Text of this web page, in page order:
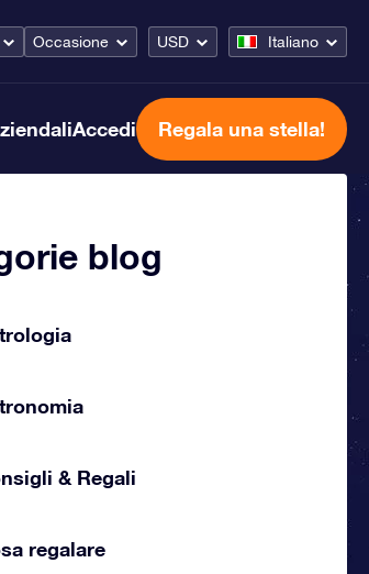
Occasione USD Italiano
Accedi Regala una stella!
blog
& Regali
regalare